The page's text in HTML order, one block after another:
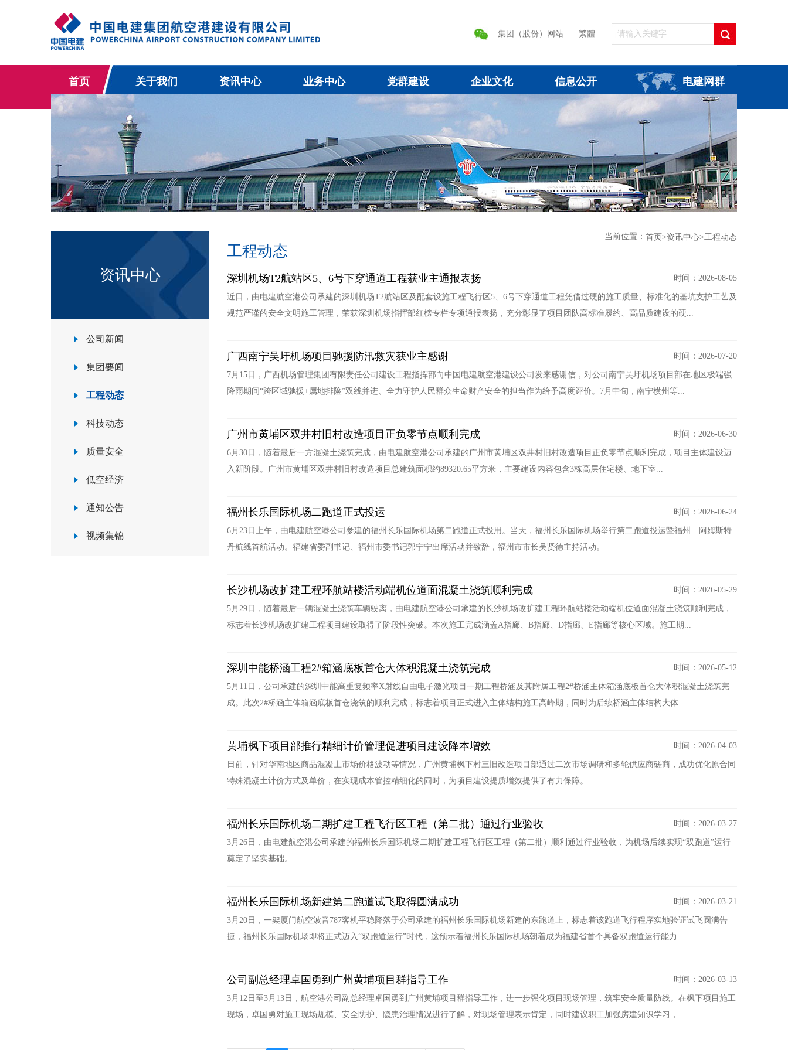
集团（股份）网站 繁體
首页 关于我们 资讯中心 业务中心 党群建设 企业文化 信息公开 电建网群
资讯中心
公司新闻
集团要闻
工程动态
科技动态
质量安全
低空经济
通知公告
视频集锦
当前位置： 首页 >资讯中心>工程动态
工程动态
深圳机场T2航站区5、6号下穿通道工程获业主通报表扬 时间：2026-08-05
近日，由电建航空港公司承建的深圳机场T2航站区及配套设施工程飞行区5、6号下穿通道工程凭借过硬的施工质量、标准化的基坑支护工艺及
规范严谨的安全文明施工管理，荣获深圳机场指挥部红榜专栏专项通报表扬，充分彰显了项目团队高标准履约、高品质建设的硬...
广西南宁吴圩机场项目驰援防汛救灾获业主感谢 时间：2026-07-20
7月15日，广西机场管理集团有限责任公司建设工程指挥部向中国电建航空港建设公司发来感谢信，对公司南宁吴圩机场项目部在地区极端强
降雨期间“跨区域驰援+属地排险”双线并进、全力守护人民群众生命财产安全的担当作为给予高度评价。7月中旬，南宁横州等...
广州市黄埔区双井村旧村改造项目正负零节点顺利完成 时间：2026-06-30
6月30日，随着最后一方混凝土浇筑完成，由电建航空港公司承建的广州市黄埔区双井村旧村改造项目正负零节点顺利完成，项目主体建设迈
入新阶段。广州市黄埔区双井村旧村改造项目总建筑面积约89320.65平方米，主要建设内容包含3栋高层住宅楼、地下室...
福州长乐国际机场二跑道正式投运 时间：2026-06-24
6月23日上午，由电建航空港公司参建的福州长乐国际机场第二跑道正式投用。当天，福州长乐国际机场举行第二跑道投运暨福州—阿姆斯特
丹航线首航活动。福建省委副书记、福州市委书记郭宁宁出席活动并致辞，福州市市长吴贤德主持活动。
长沙机场改扩建工程环航站楼活动端机位道面混凝土浇筑顺利完成 时间：2026-05-29
5月29日，随着最后一辆混凝土浇筑车辆驶离，由电建航空港公司承建的长沙机场改扩建工程环航站楼活动端机位道面混凝土浇筑顺利完成，
标志着长沙机场改扩建工程项目建设取得了阶段性突破。本次施工完成涵盖A指廊、B指廊、D指廊、E指廊等核心区域。施工期...
深圳中能桥涵工程2#箱涵底板首仓大体积混凝土浇筑完成 时间：2026-05-12
5月11日，公司承建的深圳中能高重复频率X射线自由电子激光项目一期工程桥涵及其附属工程2#桥涵主体箱涵底板首仓大体积混凝土浇筑完
成。此次2#桥涵主体箱涵底板首仓浇筑的顺利完成，标志着项目正式进入主体结构施工高峰期，同时为后续桥涵主体结构大体...
黄埔枫下项目部推行精细计价管理促进项目建设降本增效 时间：2026-04-03
日前，针对华南地区商品混凝土市场价格波动等情况，广州黄埔枫下村三旧改造项目部通过二次市场调研和多轮供应商磋商，成功优化原合同
特殊混凝土计价方式及单价，在实现成本管控精细化的同时，为项目建设提质增效提供了有力保障。
福州长乐国际机场二期扩建工程飞行区工程（第二批）通过行业验收 时间：2026-03-27
3月26日，由电建航空港公司承建的福州长乐国际机场二期扩建工程飞行区工程（第二批）顺利通过行业验收，为机场后续实现“双跑道”运行
奠定了坚实基础。
福州长乐国际机场新建第二跑道试飞取得圆满成功 时间：2026-03-21
3月20日，一架厦门航空波音787客机平稳降落于公司承建的福州长乐国际机场新建的东跑道上，标志着该跑道飞行程序实地验证试飞圆满告
捷，福州长乐国际机场即将正式迈入“双跑道运行”时代，这预示着福州长乐国际机场朝着成为福建省首个具备双跑道运行能力...
公司副总经理卓国勇到广州黄埔项目群指导工作 时间：2026-03-13
3月12日至3月13日，航空港公司副总经理卓国勇到广州黄埔项目群指导工作，进一步强化项目现场管理，筑牢安全质量防线。在枫下项目施工
现场，卓国勇对施工现场规模、安全防护、隐患治理情况进行了解，对现场管理表示肯定，同时建议职工加强房建知识学习，...